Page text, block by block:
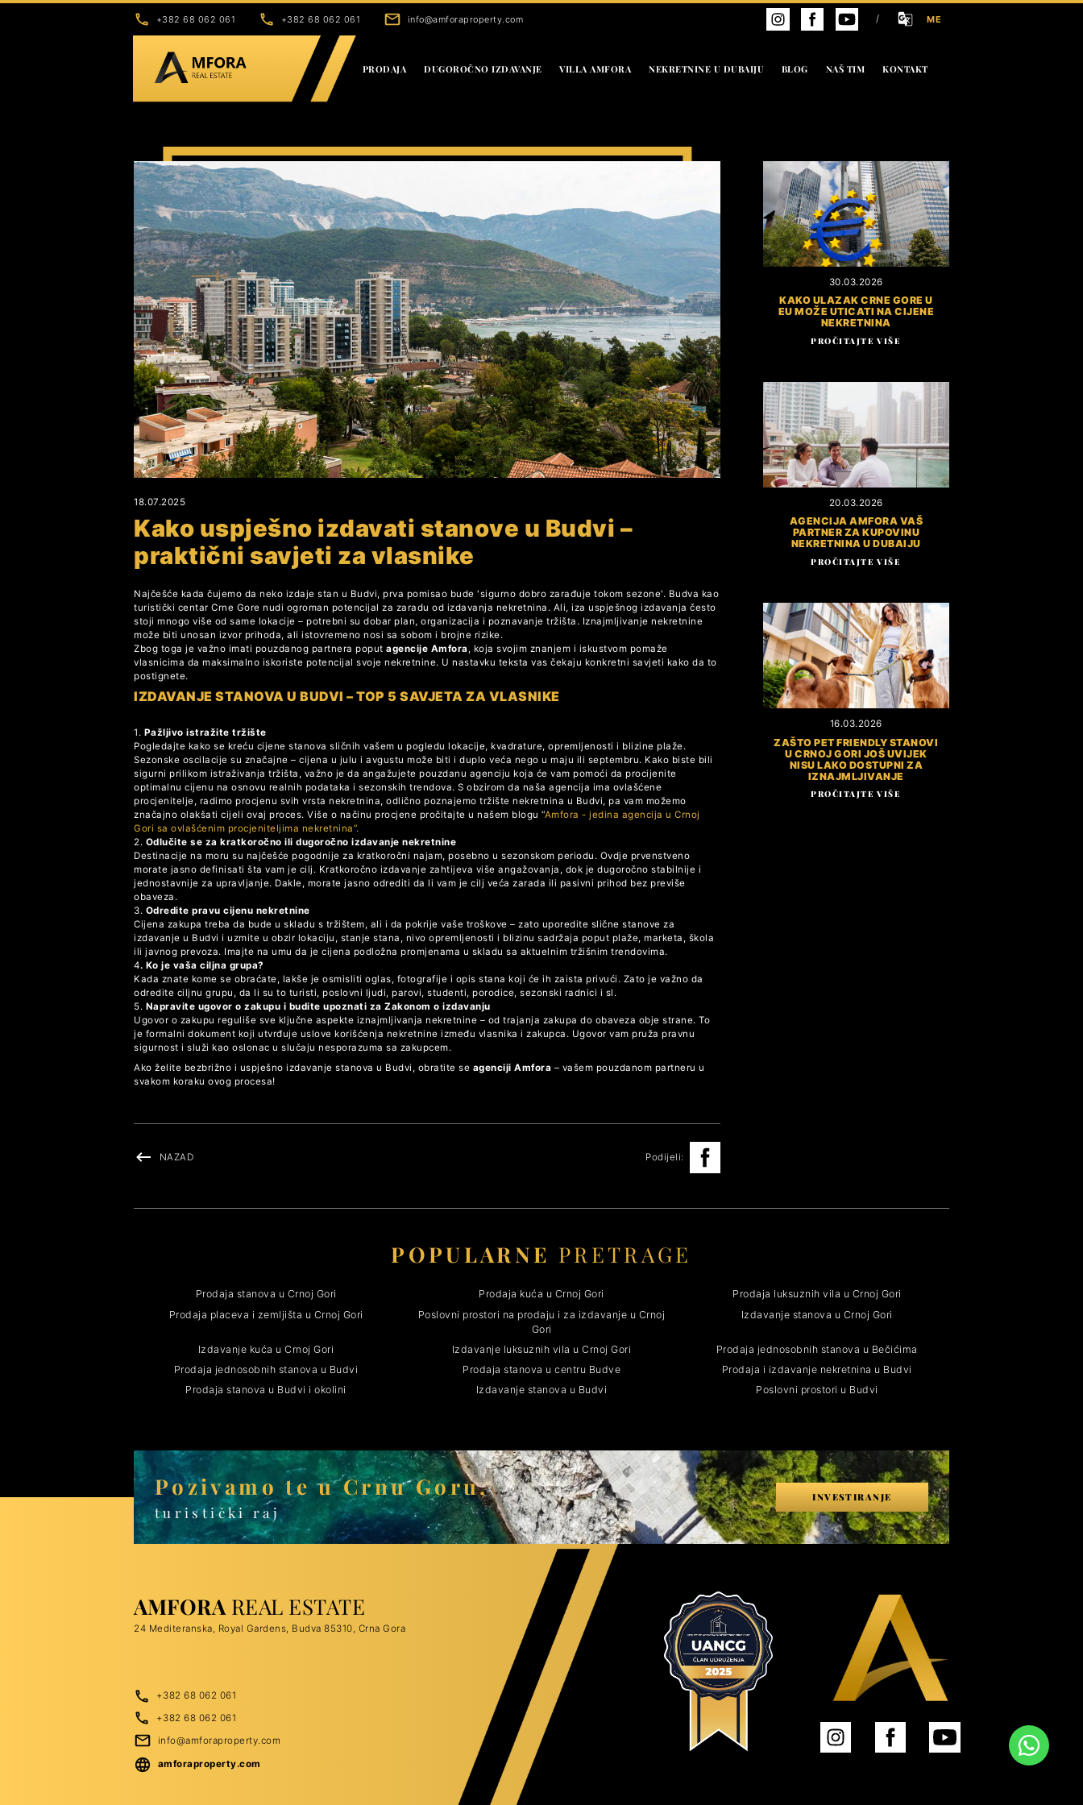
+382 68 062 061 +382 68 062 061 info@amforaproperty.com / ME
PRODAJA DUGOROČNO IZDAVANJE VILLA AMFORA NEKRETNINE U DUBAIJU BLOG NAŠ TIM KONTAKT
18.07.2025
Kako uspješno izdavati stanove u Budvi –
praktični savjeti za vlasnike
Najčešće kada čujemo da neko izdaje stan u Budvi, prva pomisao bude 'sigurno dobro zarađuje tokom sezone'. Budva kao
turistički centar Crne Gore nudi ogroman potencijal za zaradu od izdavanja nekretnina. Ali, iza uspješnog izdavanja često
stoji mnogo više od same lokacije – potrebni su dobar plan, organizacija i poznavanje tržišta. Iznajmljivanje nekretnine
može biti unosan izvor prihoda, ali istovremeno nosi sa sobom i brojne rizike.
Zbog toga je važno imati pouzdanog partnera poputagencije Amfora , koja svojim znanjem i iskustvom pomaže
vlasnicima da maksimalno iskoriste potencijal svoje nekretnine. U nastavku teksta vas čekaju konkretni savjeti kako da to
postignete.
IZDAVANJE STANOVA U BUDVI – TOP 5 SAVJETA ZA VLASNIKE
1. Pažljivo istražite tržište
Pogledajte kako se kreću cijene stanova sličnih vašem u pogledu lokacije, kvadrature, opremljenosti i blizine plaže.
Sezonske oscilacije su značajne – cijena u julu i avgustu može biti i duplo veća nego u maju ili septembru. Kako biste bili
sigurni prilikom istraživanja tržišta, važno je da angažujete pouzdanu agenciju koja će vam pomoći da procijenite
optimalnu cijenu na osnovu realnih podataka i sezonskih trendova. S obzirom da naša agencija ima ovlašćene
procjenitelje, radimo procjenu svih vrsta nekretnina, odlično poznajemo tržište nekretnina u Budvi, pa vam možemo
značajno olakšati cijeli ovaj proces. Više o načinu procjene pročitajte u našem blogu “Amfora - jedina agencija u Crnoj
Gori sa ovlašćenim procjeniteljima nekretnina”.
2. Odlučite se za kratkoročno ili dugoročno izdavanje nekretnine
Destinacije na moru su najčešće pogodnije za kratkoročni najam, posebno u sezonskom periodu. Ovdje prvenstveno
morate jasno definisati šta vam je cilj. Kratkoročno izdavanje zahtijeva više angažovanja, dok je dugoročno stabilnije i
jednostavnije za upravljanje. Dakle, morate jasno odrediti da li vam je cilj veća zarada ili pasivni prihod bez previše
obaveza.
3. Odredite pravu cijenu nekretnine
Cijena zakupa treba da bude u skladu s tržištem, ali i da pokrije vaše troškove – zato uporedite slične stanove za
izdavanje u Budvi i uzmite u obzir lokaciju, stanje stana, nivo opremljenosti i blizinu sadržaja poput plaže, marketa, škola
ili javnog prevoza. Imajte na umu da je cijena podložna promjenama u skladu sa aktuelnim tržišnim trendovima.
4. Ko je vaša ciljna grupa?
Kada znate kome se obraćate, lakše je osmisliti oglas, fotografije i opis stana koji će ih zaista privući. Zato je važno da
odredite ciljnu grupu, da li su to turisti, poslovni ljudi, parovi, studenti, porodice, sezonski radnici i sl.
5. Napravite ugovor o zakupu i budite upoznati za Zakonom o izdavanju
Ugovor o zakupu reguliše sve ključne aspekte iznajmljivanja nekretnine – od trajanja zakupa do obaveza obje strane. To
je formalni dokument koji utvrđuje uslove korišćenja nekretnine između vlasnika i zakupca. Ugovor vam pruža pravnu
sigurnost i služi kao oslonac u slučaju nesporazuma sa zakupcem.
Ako želite bezbrižno i uspješno izdavanje stanova u Budvi, obratite se agenciji Amfora – vašem pouzdanom partneru u
svakom koraku ovog procesa!
NAZAD Podijeli:
30.03.2026
KAKO ULAZAK CRNE GORE U
EU MOŽE UTICATI NA CIJENE
NEKRETNINA
PROČITAJTE VIŠE
20.03.2026
AGENCIJA AMFORA VAŠ
PARTNER ZA KUPOVINU
NEKRETNINA U DUBAIJU
PROČITAJTE VIŠE
16.03.2026
ZAŠTO PET FRIENDLY STANOVI
U CRNOJ GORI JOŠ UVIJEK
NISU LAKO DOSTUPNI ZA
IZNAJMLJIVANJE
PROČITAJTE VIŠE
POPULARNE PRETRAGE
Prodaja stanova u Crnoj Gori Prodaja kuća u Crnoj Gori
Prodaja luksuznih vila u Crnoj Gori
Prodaja placeva i zemljišta u Crnoj Gori
Poslovni prostori na prodaju i za izdavanje u Crnoj
Gori
Izdavanje stanova u Crnoj Gori
Izdavanje kuća u Crnoj Gori Izdavanje luksuznih vila u Crnoj Gori
Prodaja jednosobnih stanova u Bečićima
Prodaja jednosobnih stanova u Budvi
Prodaja stanova u centru Budve
Prodaja i izdavanje nekretnina u Budvi
Prodaja stanova u Budvi i okolini
Izdavanje stanova u Budvi Poslovni prostori u Budvi
Pozivamo te u Crnu Goru,
turistički raj
INVESTIRANJE
AMFORAREAL ESTATE
24 Mediteranska, Royal Gardens, Budva 85310, Crna Gora
+382 68 062 061
+382 68 062 061
info@amforaproperty.com
amforaproperty.com